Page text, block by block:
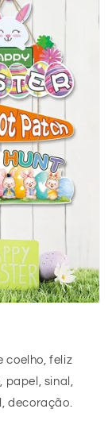
coelho, feliz
sinal,
decoração.